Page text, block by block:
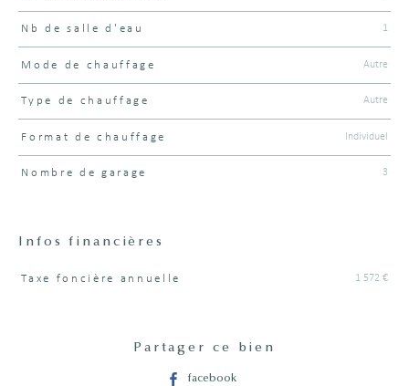
Nb de salle d'eau 1
Mode de chauffage Autre
Type de chauffage Autre
Format de chauffage Individuel
Nombre de garage 3
Infos financières
Caractéristiques Valeurs
Taxe foncière annuelle 1 572 €
Partager ce bien
facebook